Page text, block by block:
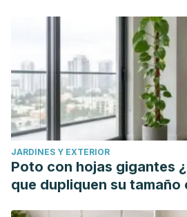
JARDINES Y EXTERIOR
Poto con hojas gigantes
que dupliquen su tamaño